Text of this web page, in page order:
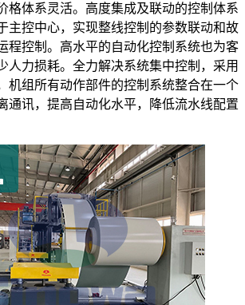
格体系灵活。高度集成及联动的控制体系
主控中心，实现整线控制的参数联动和故
程控制。高水平的自动化控制系统也为客
人力损耗。全力解决系统集中控制，采用
机组所有动作部件的控制系统整合在一个
通讯，提高自动化水平，降低流水线配置